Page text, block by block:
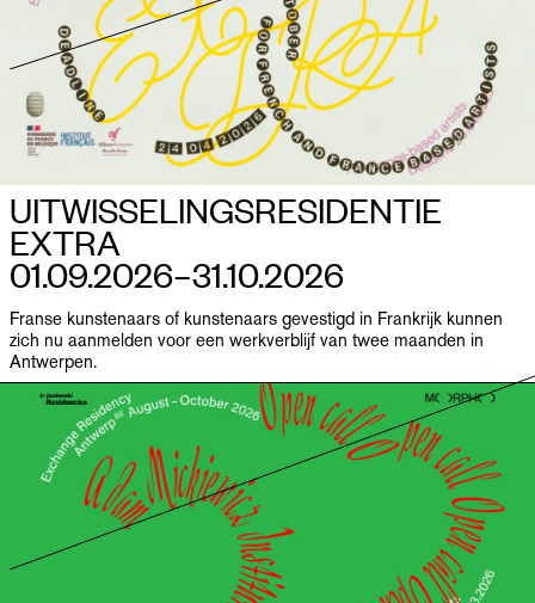
UITWISSELINGSRESIDENTIE
EXTRA
01.09.2026–​31.10.2026
Franse kunstenaars of kunstenaars gevestigd in Frankrijk kunnen
zich nu aanmelden voor een werkverblijf van twee maanden in
Antwerpen.